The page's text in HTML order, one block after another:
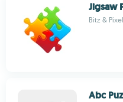
Jigsaw
Bitz &
Abc